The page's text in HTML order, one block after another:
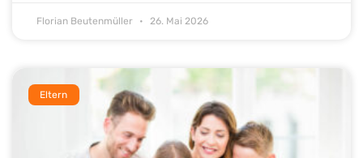
Florian Beutenmüller 26. Mai 2026
Eltern